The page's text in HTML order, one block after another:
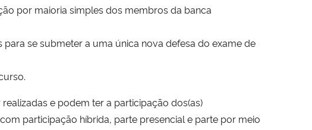
por maioria simples dos membros da banca
para se submeter a uma única nova defesa do exame de
e podem ter a participação dos(as)
participação híbrida, parte presencial e parte por meio